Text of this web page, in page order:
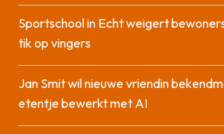
Sportschool in Echt weigert
tik op vingers
Jan Smit wil nieuwe vriendin
etentje bewerkt met AI